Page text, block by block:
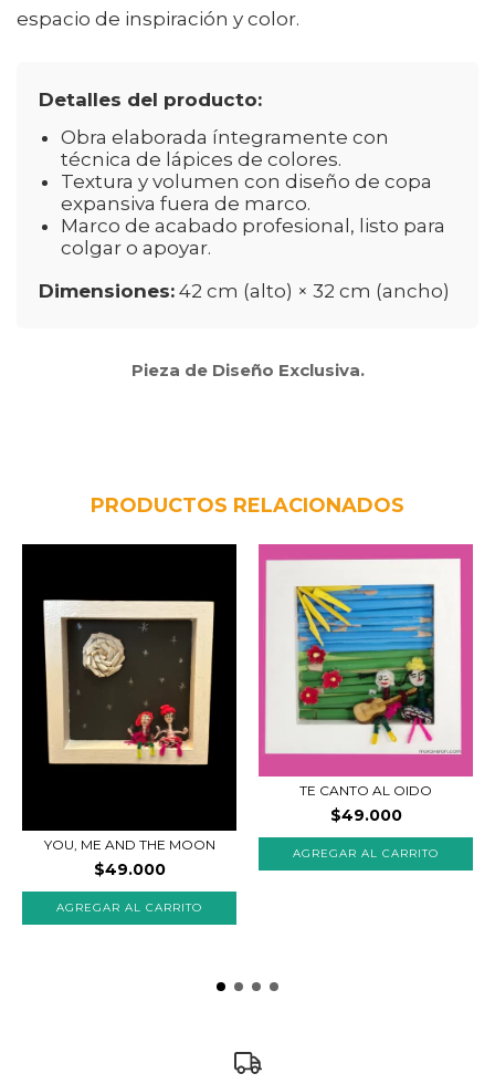
espacio de inspiración y color.
Detalles del producto:
Obra elaborada íntegramente con
técnica de lápices de colores.
Textura y volumen con diseño de copa
expansiva fuera de marco.
Marco de acabado profesional, listo para
colgar o apoyar.
Dimensiones: 42 cm (alto) × 32 cm (ancho)
Pieza de Diseño Exclusiva.
PRODUCTOS RELACIONADOS
YOU, ME AND THE MOON
$49.000
TE CANTO AL OIDO
$49.000